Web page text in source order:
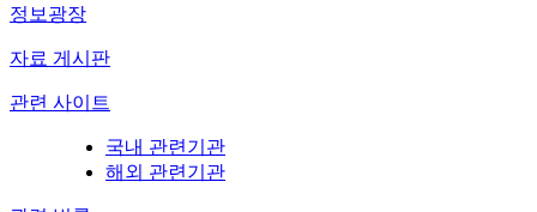
정보광장
자료 게시판
관련 사이트
국내 관련기관
해외 관련기관